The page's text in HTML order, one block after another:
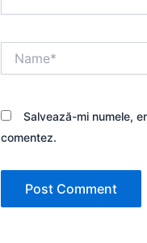
Salvează-mi numele,
comentez.